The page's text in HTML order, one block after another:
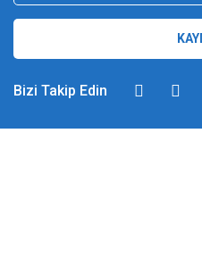
Bizi Takip Edin